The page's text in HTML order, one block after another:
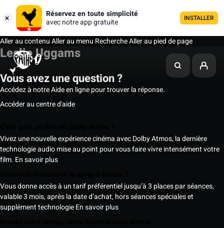
Réservez en toute simplicité
avec notre app gratuite
INSTALLER
Aller au contenuAller au menu RechercheAller au pied de page
Leslie Uggams
Vous avez une question ?
Accédez à notre Aide en ligne pour trouver la réponse.
Accéder au centre d'aide
Vivez une nouvelle expérience cinéma avec Dolby Atmos, la dernière
technologie audio mise au point pour vous faire vivre intensément votre
film. En savoir plus
Vous donne accès à un tarif préférentiel jusqu’à 3 places par séances,
valable 3 mois, après la date d’achat, hors séances spéciales et
supplément technologieEn savoir plus